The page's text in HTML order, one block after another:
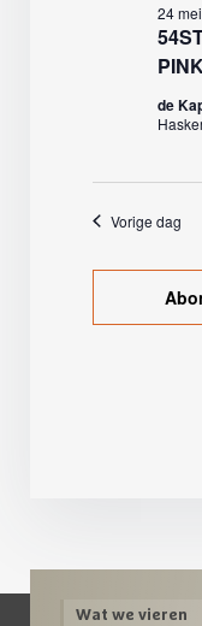
24
de
Vorige dag
Wat we vieren